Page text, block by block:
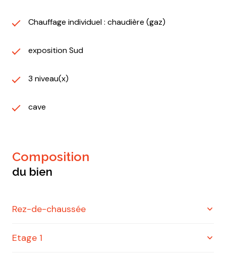
Chauffage individuel : chaudière (gaz)
exposition Sud
3 niveau(x)
cave
composition
du bien
Rez-de-chaussée
entrée
12 m²
Etage 1